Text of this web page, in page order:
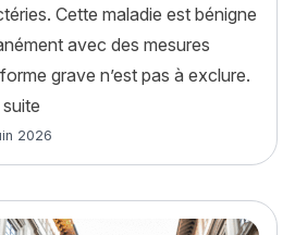
Cette maladie est bénigne
avec des mesures
grave n’est pas à exclure.
2026